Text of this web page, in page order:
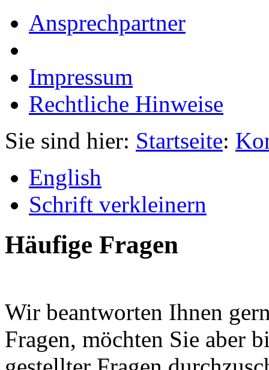
Ansprechpartner
Impressum
Rechtliche Hinweise
Sie sind hier: Startseite:
English
Schrift verkleinern
Häufige Fragen
Wir beantworten Ihnen
Fragen, möchten Sie aber